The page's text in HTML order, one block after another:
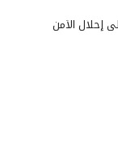
إحلال الأمن